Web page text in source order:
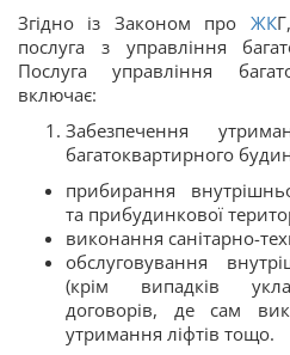
Згідно із Законом про ЖК
послуга з управління
Послуга управління
включає:
Забезпечення
багатоквартирного
прибирання
та прибудинкової
виконання санітарно-
обслуговування
(крім випадків
договорів, де сам
утримання ліфтів тощо.